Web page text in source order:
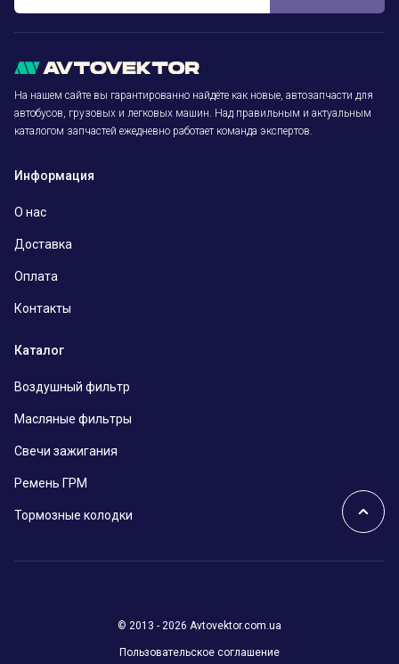
На нашем сайте вы гарантированно найдёте как новые, автозапчасти для
автобусов, грузовых и легковых машин. Над правильным и актуальным
каталогом запчастей ежедневно работает команда экспертов.
Информация
О нас
Доставка
Оплата
Контакты
Каталог
Воздушный фильтр
Масляные фильтры
Свечи зажигания
Ремень ГРМ
Тормозные колодки
© 2013 - 2026 Avtovektor.com.ua
Пользовательское соглашение